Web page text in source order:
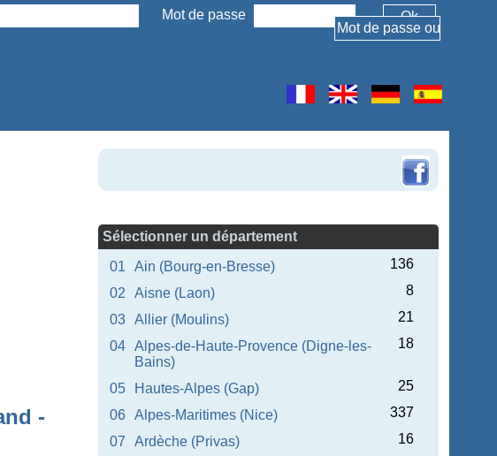
Mot de passe
-
Sélectionner un département
01
Ain (Bourg-en-Bresse)
136
02
Aisne (Laon)
8
03
Allier (Moulins)
21
04
Alpes-de-Haute-Provence (Digne-les-
Bains)
18
05 Hautes-Alpes (Gap)
25
06
Alpes-Maritimes (Nice)
337
07
Ardèche (Privas)
16